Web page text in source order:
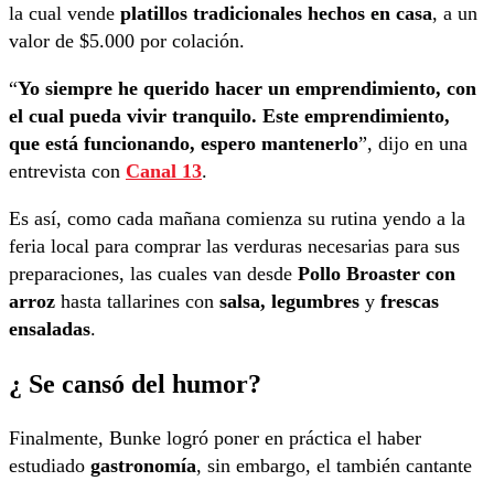
la cual vende platillos tradicionales hechos en casa, a un
valor de $5.000 por colación.
“Yo siempre he querido hacer un emprendimiento, con
el cual pueda vivir tranquilo. Este emprendimiento,
que está funcionando, espero mantenerlo”, dijo en una
entrevista con Canal 13.
Es así, como cada mañana comienza su rutina yendo a la
feria local para comprar las verduras necesarias para sus
preparaciones, las cuales van desde Pollo Broaster con
arroz hasta tallarines con salsa, legumbres y frescas
ensaladas.
¿ Se cansó del humor?
Finalmente, Bunke logró poner en práctica el haber
estudiado gastronomía, sin embargo, el también cantante